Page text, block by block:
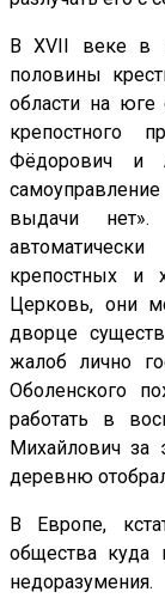
ВXVII
веке в
половины
области на юге
Фёдорович и
выдачи
крепостных и
Церковь, они
дворце
жалоб лично
Оболенского
работать в
Михайлович за
деревню
В Европе,
общества куда